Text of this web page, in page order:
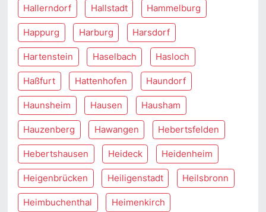
Hallerndorf Hallstadt Hammelburg
Happurg Harburg Harsdorf
Hartenstein Haselbach Hasloch
Haßfurt Hattenhofen Haundorf
Haunsheim Hausen Hausham
Hauzenberg Hawangen Hebertsfelden
Hebertshausen Heideck Heidenheim
Heigenbrücken Heiligenstadt Heilsbronn
Heimbuchenthal Heimenkirch